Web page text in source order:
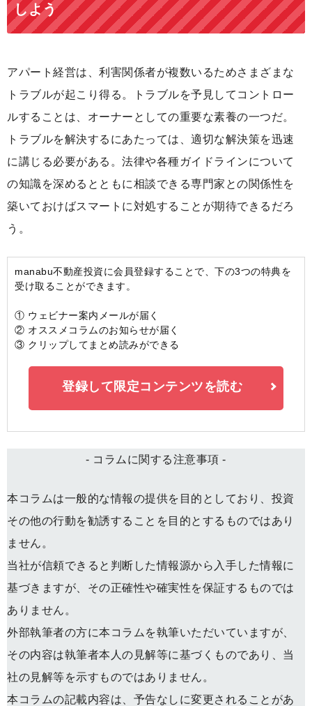
しよう
アパート経営は、利害関係者が複数いるためさまざまな
トラブルが起こり得る。トラブルを予見してコントロー
ルすることは、オーナーとしての重要な素養の一つだ。
トラブルを解決するにあたっては、適切な解決策を迅速
に講じる必要がある。法律や各種ガイドラインについて
の知識を深めるとともに相談できる専門家との関係性を
築いておけばスマートに対処することが期待できるだろ
う。
manabu不動産投資に会員登録することで、下の3つの特典を
受け取ることができます。
① ウェビナー案内メールが届く
② オススメコラムのお知らせが届く
③ クリップしてまとめ読みができる
登録して限定コンテンツを読む
- コラムに関する注意事項 -
本コラムは一般的な情報の提供を目的としており、投資
その他の行動を勧誘することを目的とするものではあり
ません。
当社が信頼できると判断した情報源から入手した情報に
基づきますが、その正確性や確実性を保証するものでは
ありません。
外部執筆者の方に本コラムを執筆いただいていますが、
その内容は執筆者本人の見解等に基づくものであり、当
社の見解等を示すものではありません。
本コラムの記載内容は、予告なしに変更されることがあ